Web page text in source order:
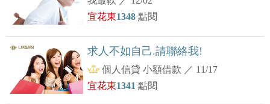
宜花東1348點閱
求人不如自己.請聯絡我!
個人信貸 小額借款 ／ 11/17
宜花東1341點閱